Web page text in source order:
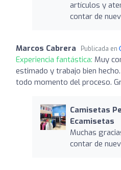
artículos y
contar de
Marcos Cabrera Publicada en
Experiencia fantástica: Muy
estimado y trabajo bien
todo momento del proceso.
Camisetas
Ecamisetas
Muchas
contar de